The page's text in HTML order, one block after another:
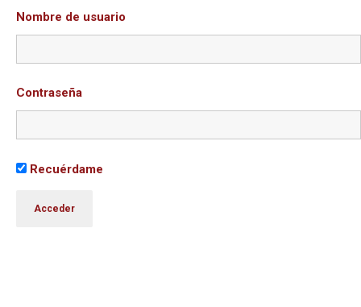
Nombre de usuario
Contraseña
Recuérdame